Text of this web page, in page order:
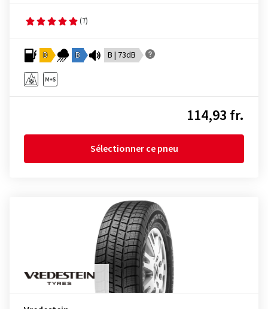
(7)
D B B | 73dB
114,93 fr.
Sélectionner ce pneu